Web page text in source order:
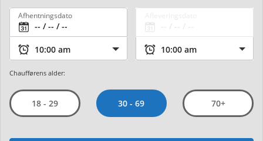
Afhentningsdato
Chaufførens alder:
18 - 29 30 - 69 70+